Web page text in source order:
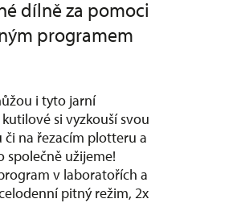
dílně za pomoci
programem
i tyto jarní
si vyzkouší svou
či na řezacím plotteru a
společně užijeme!
v laboratořích a
pitný režim, 2x